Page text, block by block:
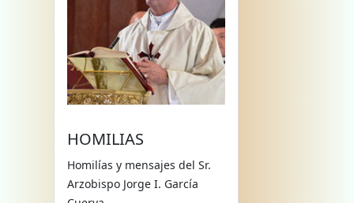
HOMILIAS
Homilías y mensajes del Sr.
Arzobispo Jorge I. García